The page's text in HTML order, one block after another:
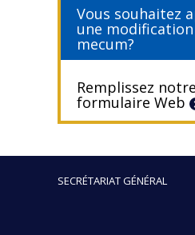
Vous souhaitez
une modification
mecum?
Remplissez
formulaire Web
SECRÉTARIAT GÉNÉRAL